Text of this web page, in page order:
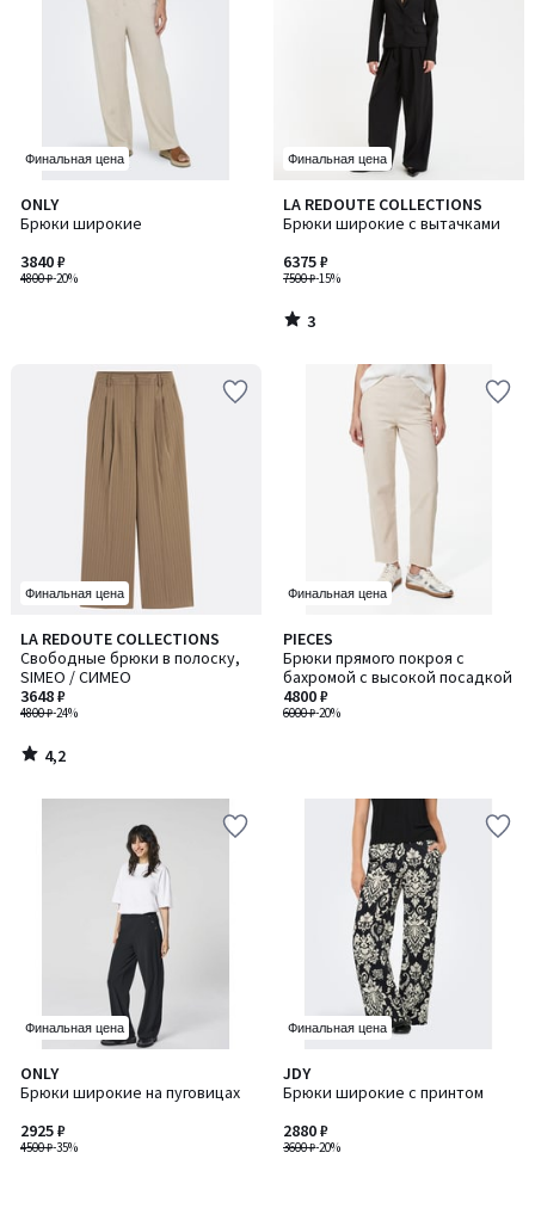
Финальная цена
ONLY
Брюки широкие
4800 ₽-20%
3840 ₽
Финальная цена
LA REDOUTE COLLECTIONS
Брюки широкие с вытачками
7500 ₽-15%
6375 ₽
3
/
3
/
Финальная цена
LA REDOUTE COLLECTIONS
Свободные брюки в полоску,
SIMEO / СИМЕО
4800 ₽-24%
3648 ₽
4,2
/ 5
4,2
/
Финальная цена
PIECES
Брюки прямого покроя с
бахромой с высокой посадкой
6000 ₽-20%
4800 ₽
Финальная цена
ONLY
Брюки широкие на пуговицах
4500 ₽-35%
2925 ₽
Финальная цена
JDY
Брюки широкие с принтом
3600 ₽-20%
2880 ₽